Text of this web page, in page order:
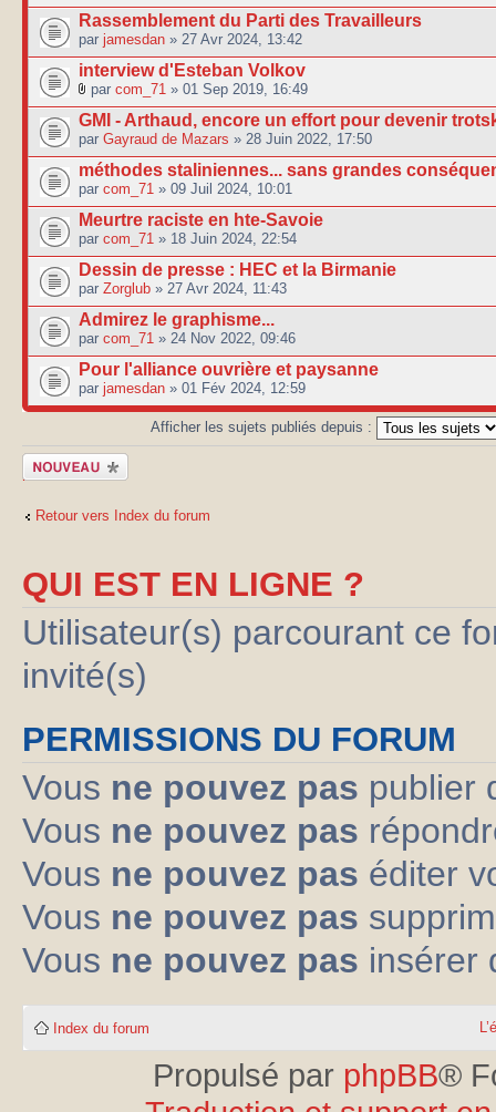
Rassemblement du Parti des Travailleurs
par jamesdan » 27 Avr 2024, 13:42
interview d'Esteban Volkov
par com_71 » 01 Sep 2019, 16:49
GMI - Arthaud, encore un effort pour devenir
par Gayraud de Mazars » 28 Juin 2022, 17:50
méthodes staliniennes... sans grandes
par com_71 » 09 Juil 2024, 10:01
Meurtre raciste en hte-Savoie
par com_71 » 18 Juin 2024, 22:54
Dessin de presse : HEC et la Birmanie
par Zorglub » 27 Avr 2024, 11:43
Admirez le graphisme...
par com_71 » 24 Nov 2022, 09:46
Pour l'alliance ouvrière et paysanne
par jamesdan » 01 Fév 2024, 12:59
Afficher les sujets publiés depuis :
Publier un
nouveau sujet
Retour vers Index du forum
QUI EST EN LIGNE ?
Utilisateur(s) parcourant ce
invité(s)
PERMISSIONS DU FORUM
Vous ne pouvez pas publier
Vous ne pouvez pas
Vous ne pouvez pas éditer
Vous ne pouvez pas
Vous ne pouvez pas insérer
Index du forum
Propulsé par phpBB®